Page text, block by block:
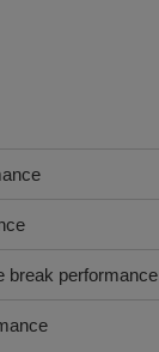
break performance